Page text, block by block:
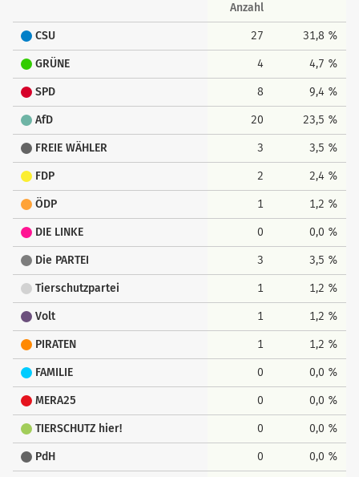
Anzahl
CSU 27 31,8 %
GRÜNE 4 4,7 %
SPD 8 9,4 %
AfD 20 23,5 %
FREIE WÄHLER 3 3,5 %
FDP 2 2,4 %
ÖDP 1 1,2 %
DIE LINKE 0 0,0 %
Die PARTEI 3 3,5 %
Tierschutzpartei 1 1,2 %
Volt 1 1,2 %
PIRATEN 1 1,2 %
FAMILIE 0 0,0 %
MERA25 0 0,0 %
TIERSCHUTZ hier! 0 0,0 %
PdH 0 0,0 %